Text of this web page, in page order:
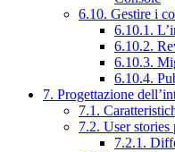
6.10. Gestire i
6.10.1.
6.10.2.
6.10.3.
6.10.4.
7. Progettazione
7.1.
7.2. User stories
7.2.1.